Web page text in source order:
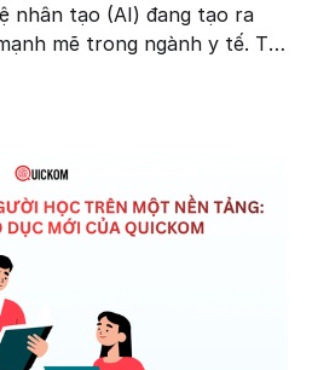
nhân tạo (AI) đang tạo ra
mẽ trong ngành y tế. Từ
và tối ưu vận hành bệnh